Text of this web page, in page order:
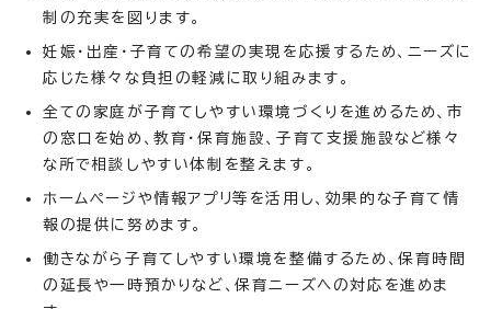
制の充実を図ります。
妊娠・出産・子育ての希望の実現を応援するため、ニーズに
応じた様々な負担の軽減に取り組みます。
全ての家庭が子育てしやすい環境づくりを進めるため、市
の窓口を始め、教育・保育施設、子育て支援施設など様々
な所で相談しやすい体制を整えます。
ホームページや情報アプリ等を活用し、効果的な子育て情
報の提供に努めます。
働きながら子育てしやすい環境を整備するため、保育時間
の延長や一時預かりなど、保育ニーズへの対応を進めま